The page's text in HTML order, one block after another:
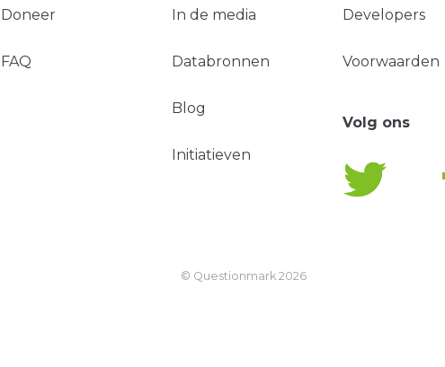
Doneer
FAQ
In de media
Databronnen
Blog
Initiatieven
Developers
Voorwaarden
Volg ons
© Questionmark 2026